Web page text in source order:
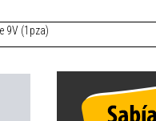
9V (1pza)